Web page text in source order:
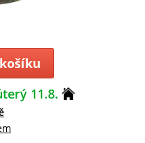
11.8.